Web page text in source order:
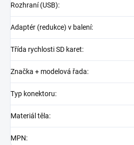
Rozhraní (USB):
Adaptér (redukce) v balení:
Třída rychlosti SD karet:
Značka + modelová řada:
Typ konektoru:
Materiál těla:
MPN: